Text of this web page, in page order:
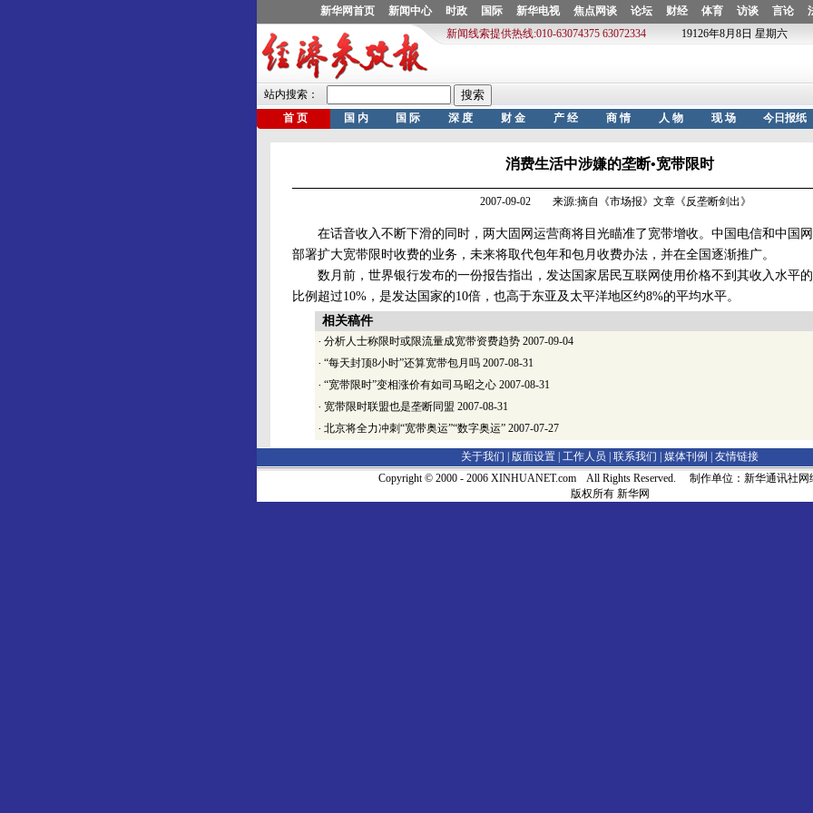
消费生活中涉嫌的垄断•宽带限时
2007-09-02 来源:摘自《市场报》文章《反垄断剑出》
在话音收入不断下滑的同时，两大固网运营商将目光瞄准了宽带增收。中国电信和中国
部署扩大宽带限时收费的业务，未来将取代包年和包月收费办法，并在全国逐渐推广。
数月前，世界银行发布的一份报告指出，发达国家居民互联网使用价格不到其收入水平
比例超过10%，是发达国家的10倍，也高于东亚及太平洋地区约8%的平均水平。
相关稿件
· 分析人士称限时或限流量成宽带资费趋势 2007-09-04
· “每天封顶8小时”还算宽带包月吗 2007-08-31
· “宽带限时”变相涨价有如司马昭之心 2007-08-31
· 宽带限时联盟也是垄断同盟 2007-08-31
· 北京将全力冲刺“宽带奥运”“数字奥运” 2007-07-27
关于我们 | 版面设置 工作人员 联系我们 媒体刊例
友情链接
Copyright © 2000 - 2006 XINHUANET.com All Rights Reserved. 制作单位：新华通讯社网
版权所有 新华网